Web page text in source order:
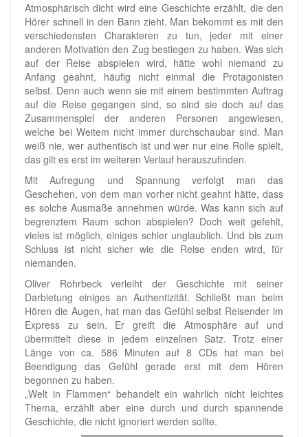
Atmosphärisch dicht wird eine Geschichte erzählt, die den
Hörer schnell in den Bann zieht. Man bekommt es mit den
verschiedensten Charakteren zu tun, jeder mit einer
anderen Motivation den Zug bestiegen zu haben. Was sich
auf der Reise abspielen wird, hätte wohl niemand zu
Anfang geahnt, häufig nicht einmal die Protagonisten
selbst. Denn auch wenn sie mit einem bestimmten Auftrag
auf die Reise gegangen sind, so sind sie doch auf das
Zusammenspiel der anderen Personen angewiesen,
welche bei Weitem nicht immer durchschaubar sind. Man
weiß nie, wer authentisch ist und wer nur eine Rolle spielt,
das gilt es erst im weiteren Verlauf herauszufinden.
Mit Aufregung und Spannung verfolgt man das
Geschehen, von dem man vorher nicht geahnt hätte, dass
es solche Ausmaße annehmen würde. Was kann sich auf
begrenztem Raum schon abspielen? Doch weit gefehlt,
vieles ist möglich, einiges schier unglaublich. Und bis zum
Schluss ist nicht sicher wie die Reise enden wird, für
niemanden.
Oliver Rohrbeck verleiht der Geschichte mit seiner
Darbietung einiges an Authentizität. Schließt man beim
Hören die Augen, hat man das Gefühl selbst Reisender im
Express zu sein. Er greift die Atmosphäre auf und
übermittelt diese in jedem einzelnen Satz. Trotz einer
Länge von ca. 586 Minuten auf 8 CDs hat man bei
Beendigung das Gefühl gerade erst mit dem Hören
begonnen zu haben.
„Welt in Flammen“ behandelt ein wahrlich nicht leichtes
Thema, erzählt aber eine durch und durch spannende
Geschichte, die nicht ignoriert werden sollte.